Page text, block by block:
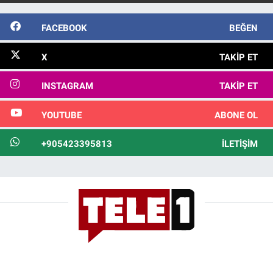
FACEBOOK BEĞEN
X TAKIP ET
INSTAGRAM TAKIP ET
YOUTUBE ABONE OL
+905423395813 İLETIŞIM